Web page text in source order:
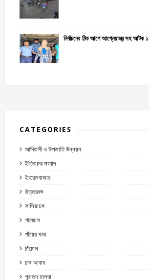
নির্বাচনের ঠিক আগে আগ্নেয়াস্ত্র সহ আটক ১
CATEGORIES
আদিবাসী ও উপজাতি উন্নয়ন
ইতিবাচক সংবাদ
ইংরেজবাজার
উত্তরবঙ্গ
কালিয়াচক
গাজোল
গাঁয়ের খবর
চাঁচোল
চাষ আবাদ
পুরাতন মালদা